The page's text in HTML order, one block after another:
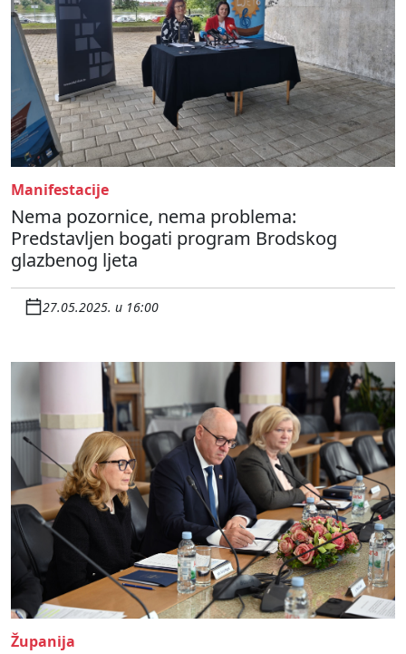
Manifestacije
Nema pozornice, nema problema:
Predstavljen bogati program Brodskog
glazbenog ljeta
27.05.2025. u 16:00
Županija